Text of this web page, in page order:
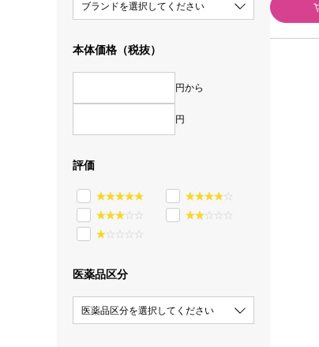
ブランドを選択してください
本体価格（税抜）
円から
円
評価
医薬品区分
医薬品区分を選択してください